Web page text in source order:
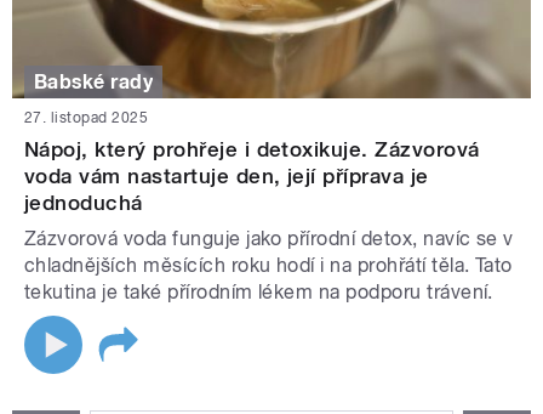
Babské rady
27. listopad 2025
Nápoj, který prohřeje i detoxikuje. Zázvorová
voda vám nastartuje den, její příprava je
jednoduchá
Zázvorová voda funguje jako přírodní detox, navíc se v
chladnějších měsících roku hodí i na prohřátí těla. Tato
tekutina je také přírodním lékem na podporu trávení.